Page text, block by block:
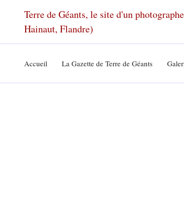
Terre de Géants, le site d'un
Hainaut, Flandre)
Accueil La Gazette de Terre de Géants